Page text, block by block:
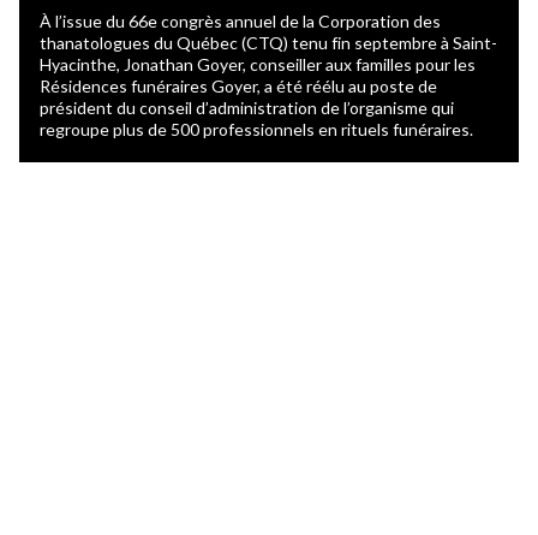
À l’issue du 66e congrès annuel de la Corporation des
thanatologues du Québec (CTQ) tenu fin septembre à Saint-
Hyacinthe, Jonathan Goyer, conseiller aux familles pour les
Résidences funéraires Goyer, a été réélu au poste de
président du conseil d’administration de l’organisme qui
regroupe plus de 500 professionnels en rituels funéraires.